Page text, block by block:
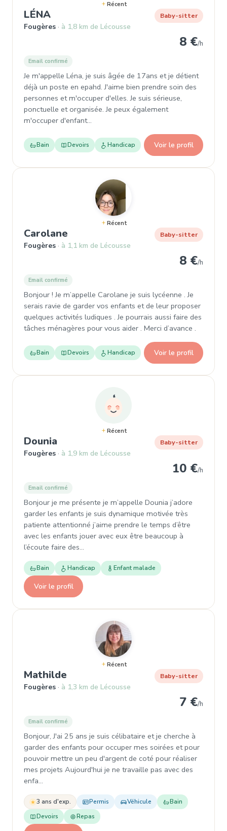
Récent
LÉNA, Baby-sitter à Fougères
Fougères à 1,8 km de Lécousse
Baby-sitter
8 €/h
Email confirmé
Je m'appelle Léna, je suis âgée de 17ans et je détient
déjà un poste en epahd. J'aime bien prendre soin des
personnes et m'occuper d'elles. Je suis sérieuse,
ponctuelle et organisée. Je peux également
m'occuper d'enfant…
Bain Devoirs Handicap Voir le profil
Récent
Carolane , Baby-sitter à Fougères
Fougères à 1,1 km de Lécousse
Baby-sitter
8 €/h
Email confirmé
Bonjour ! Je m’appelle Carolane je suis lycéenne . Je
serais ravie de garder vos enfants et de leur proposer
quelques activités ludiques . Je pourrais aussi faire des
tâches ménagères pour vous aider . Merci d’avance .
Bain Devoirs Handicap Voir le profil
Récent
Dounia , Baby-sitter à Fougères
Fougères à 1,9 km de Lécousse
Baby-sitter
10 €/h
Email confirmé
Bonjour je me présente je m’appelle Dounia j’adore
garder les enfants je suis dynamique motivée très
patiente attentionné j’aime prendre le temps d’être
avec les enfants jouer avec eux être beaucoup à
l’écoute faire des…
Bain Handicap Enfant malade
Voir le profil
Récent
Mathilde , Baby-sitter à Fougères
Fougères à 1,3 km de Lécousse
Baby-sitter
7 €/h
Email confirmé
Bonjour, J'ai 25 ans je suis célibataire et je cherche à
garder des enfants pour occuper mes soirées et pour
pouvoir mettre un peu d'argent de coté pour réaliser
mes projets Aujourd'hui je ne travaille pas avec des
enfa…
3 ans d'exp. Permis Véhicule
Bain
Devoirs
Repas